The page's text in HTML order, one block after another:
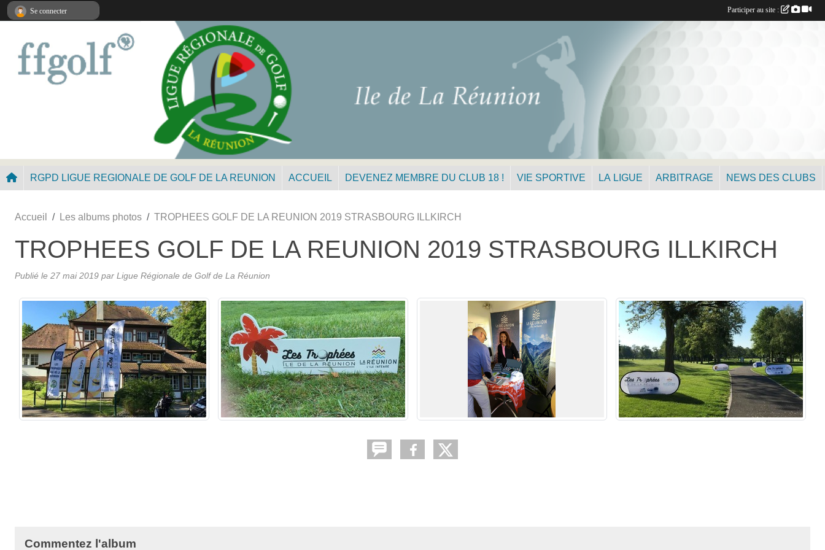
RGPD LIGUE REGIONALE DE GOLF DE LA REUNION ACCUEIL DEVENEZ MEMBRE DU CLUB 18 ! VIE SPORTIVE LA LIGUE ARBITRAGE NEWS DES CLUBS
Accueil Les albums photos TROPHEES GOLF DE LA REUNION 2019 STRASBOURG ILLKIRCH
TROPHEES GOLF DE LA REUNION 2019 STRASBOURG ILLKIRCH
Publié le 27 mai 2019 par Ligue Régionale de Golf de La Réunion
Commentez l'album
Se connecter Participer au site :
Panneau de gestion des cookies